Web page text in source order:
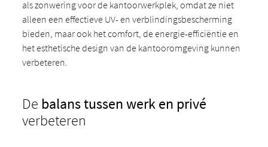
als zonwering voor de kantoorwerkplek, omdat ze niet
alleen een effectieve UV- en verblindingsbescherming
bieden, maar ook het comfort, de energie-efficiëntie en
het esthetische design van de kantooromgeving kunnen
verbeteren.
De balans tussen werk en privé
verbeteren